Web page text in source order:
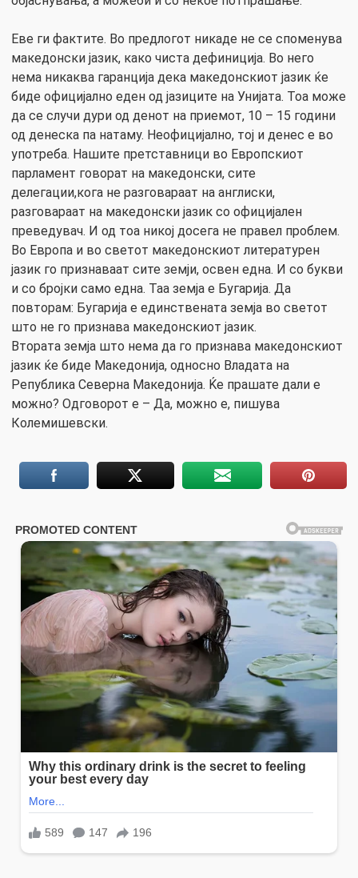
Еве ги фактите. Во предлогот никаде не се споменува
македонски јазик, како чиста дефиниција. Во него
нема никаква гаранција дека македонскиот јазик ќе
биде официјално еден од јазиците на Унијата. Тоа може
да се случи дури од денот на приемот, 10 – 15 години
од денеска па натаму. Неофицијално, тој и денес е во
употреба. Нашите претставници во Европскиот
парламент говорат на македонски, сите
делегации,кога не разговараат на англиски,
разговараат на македонски јазик со официјален
преведувач. И од тоа никој досега не правел проблем.
Во Европа и во светот македонскиот литературен
јазик го признаваат сите земји, освен една. И со букви
и со бројки само една. Таа земја е Бугарија. Да
повторам: Бугарија е единствената земја во светот
што не го признава македонскиот јазик.
Втората земја што нема да го признава македонскиот
јазик ќе биде Македонија, односно Владата на
Република Cеверна Македонија. Ќе прашате дали е
можно? Одговорот е – Да, можно е, пишува
Колемишевски.